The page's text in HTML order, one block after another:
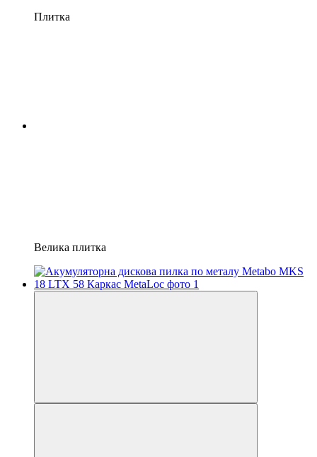
Плитка
Велика плитка